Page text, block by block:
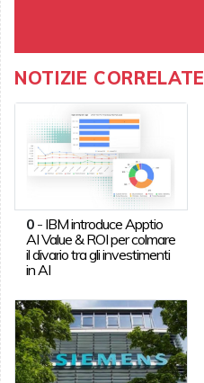
NOTIZIE CORRELATE
0- IBM introduce Apptio
AI Value & ROI per colmare
il divario tra gli investimenti
in AI